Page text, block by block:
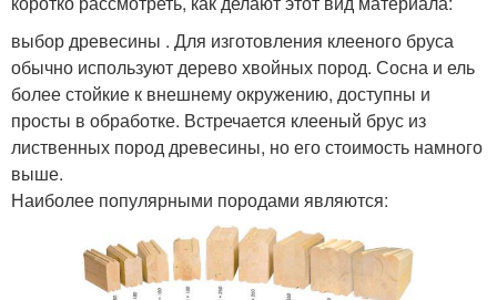
выбор древесины . Для изготовления клееного бруса
обычно используют дерево хвойных пород. Сосна и ель
более стойкие к внешнему окружению, доступны и
просты в обработке. Встречается клееный брус из
лиственных пород древесины, но его стоимость намного
выше.
Наиболее популярными породами являются: